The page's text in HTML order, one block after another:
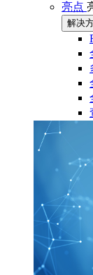
亮点
解决